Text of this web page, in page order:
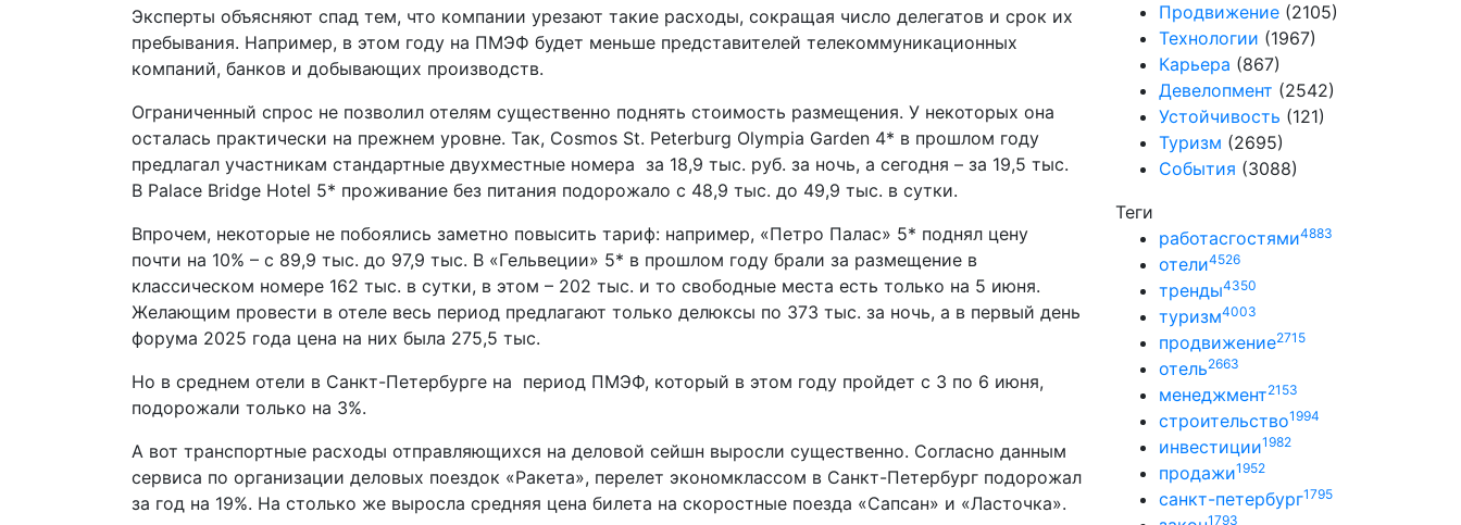
Эксперты объясняют спад тем, что компании урезают такие расходы, сокращая число делегатов и срок их
пребывания. Например, в этом году на ПМЭФ будет меньше представителей телекоммуникационных
компаний, банков и добывающих производств.
Ограниченный спрос не позволил отелям существенно поднять стоимость размещения. У некоторых она
осталась практически на прежнем уровне. Так, Cosmos St. Peterburg Olympia Garden 4* в прошлом году
предлагал участникам стандартные двухместные номера за 18,9 тыс. руб. за ночь, а сегодня – за 19,5 тыс.
В Palace Bridge Hotel 5* проживание без питания подорожало с 48,9 тыс. до 49,9 тыс. в сутки.
Впрочем, некоторые не побоялись заметно повысить тариф: например, «Петро Палас» 5* поднял цену
почти на 10% – с 89,9 тыс. до 97,9 тыс. В «Гельвеции» 5* в прошлом году брали за размещение в
классическом номере 162 тыс. в сутки, в этом – 202 тыс. и то свободные места есть только на 5 июня.
Желающим провести в отеле весь период предлагают только делюксы по 373 тыс. за ночь, а в первый день
форума 2025 года цена на них была 275,5 тыс.
Но в среднем отели в Санкт-Петербурге на период ПМЭФ, который в этом году пройдет с 3 по 6 июня,
подорожали только на 3%.
А вот транспортные расходы отправляющихся на деловой сейшн выросли существенно. Согласно данным
сервиса по организации деловых поездок «Ракета», перелет экономклассом в Санкт-Петербург подорожал
за год на 19%. На столько же выросла средняя цена билета на скоростные поезда «Сапсан» и «Ласточка».
Продвижение (2105)
Технологии (1967)
Карьера (867)
Девелопмент (2542)
Устойчивость (121)
Туризм (2695)
События (3088)
Теги
работасгостями4883
отели4526
тренды4350
туризм4003
продвижение2715
отель2663
менеджмент2153
строительство1994
инвестиции1982
продажи1952
санкт-петербург1795
1793